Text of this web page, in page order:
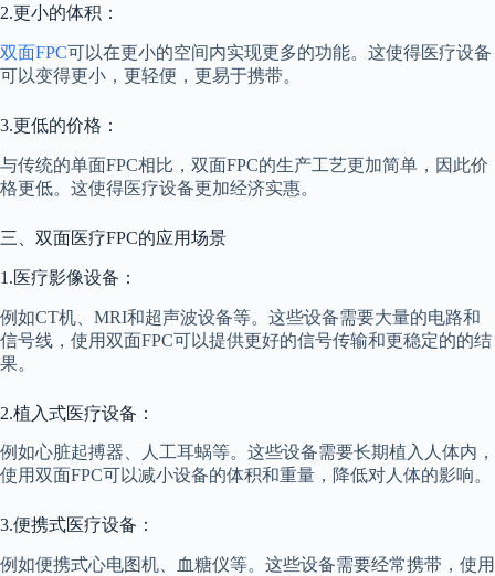
2.更小的体积：
双面FPC可以在更小的空间内实现更多的功能。这使得医疗设备
可以变得更小，更轻便，更易于携带。
3.更低的价格：
与传统的单面FPC相比，双面FPC的生产工艺更加简单，因此价
格更低。这使得医疗设备更加经济实惠。
三、双面医疗FPC的应用场景
1.医疗影像设备：
例如CT机、MRI和超声波设备等。这些设备需要大量的电路和
信号线，使用双面FPC可以提供更好的信号传输和更稳定的的结
果。
2.植入式医疗设备：
例如心脏起搏器、人工耳蜗等。这些设备需要长期植入人体内，
使用双面FPC可以减小设备的体积和重量，降低对人体的影响。
3.便携式医疗设备：
例如便携式心电图机、血糖仪等。这些设备需要经常携带，使用